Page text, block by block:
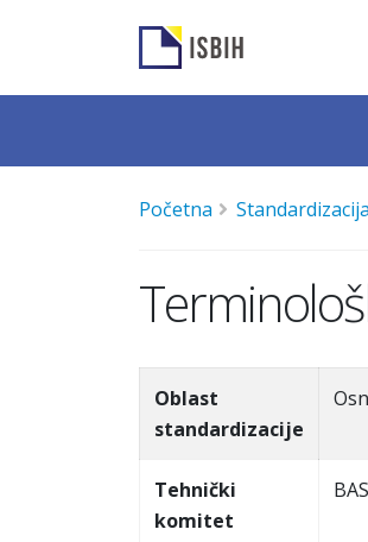
Početna Standardizacija
Oblast
standardizacije
Tehnički
komitet